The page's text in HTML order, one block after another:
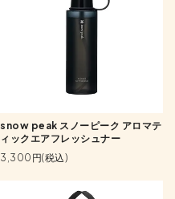
snow peak スノーピーク アロマテ
ィックエアフレッシュナー
3,300円(税込)